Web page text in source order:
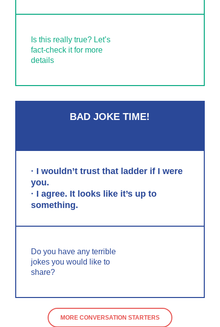
Is this really true? Let’s
fact-check it for more
details
BAD JOKE TIME!
· I wouldn’t trust that ladder if I were
you.
· I agree. It looks like it’s up to
something.
Do you have any terrible
jokes you would like to
share?
MORE CONVERSATION STARTERS